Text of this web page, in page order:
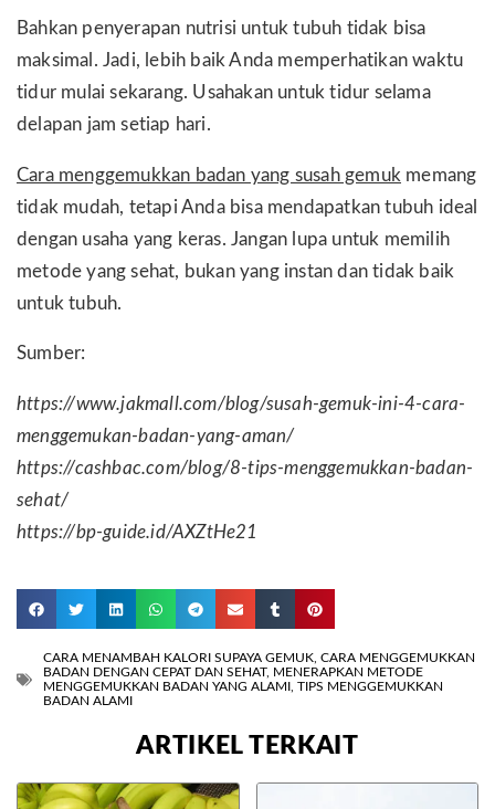
Bahkan penyerapan nutrisi untuk tubuh tidak bisa
maksimal. Jadi, lebih baik Anda memperhatikan waktu
tidur mulai sekarang. Usahakan untuk tidur selama
delapan jam setiap hari.
Cara menggemukkan badan yang susah gemuk memang
tidak mudah, tetapi Anda bisa mendapatkan tubuh ideal
dengan usaha yang keras. Jangan lupa untuk memilih
metode yang sehat, bukan yang instan dan tidak baik
untuk tubuh.
Sumber:
https://www.jakmall.com/blog/susah-gemuk-ini-4-cara-
menggemukan-badan-yang-aman/
https://cashbac.com/blog/8-tips-menggemukkan-badan-
sehat/
https://bp-guide.id/AXZtHe21
CARA MENAMBAH KALORI SUPAYA GEMUK CARA MENGGEMUKKAN
BADAN DENGAN CEPAT DAN SEHAT, MENERAPKAN METODE
MENGGEMUKKAN BADAN YANG ALAMI
TIPS MENGGEMUKKAN
BADAN ALAMI
ARTIKEL TERKAIT